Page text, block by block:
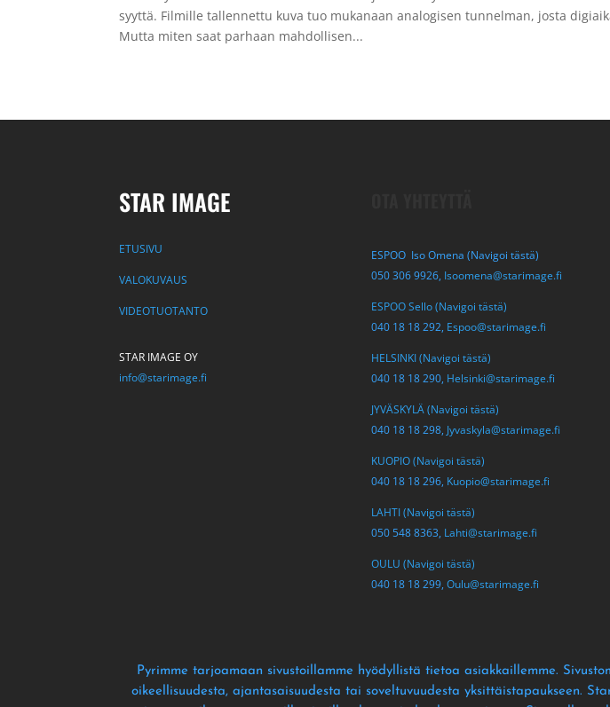
syyttä. Filmille tallennettu kuva tuo mukanaan analogisen tunnelman, josta
Mutta miten saat parhaan mahdollisen...
STAR IMAGE
ETUSIVU
VALOKUVAUS
VIDEOTUOTANTO
STAR IMAGE OY
info@starimage.fi
ESPOO Iso Omena (Navigoi tästä)
050 306 9926, Isoomena@starimage.fi
ESPOO Sello (Navigoi tästä)
040 18 18 292, Espoo@starimage.fi
HELSINKI (Navigoi tästä)
040 18 18 290, Helsinki@starimage.fi
JYVÄSKYLÄ (Navigoi tästä)
040 18 18 298, Jyvaskyla@starimage.fi
KUOPIO (Navigoi tästä)
040 18 18 296, Kuopio@starimage.fi
LAHTI (Navigoi tästä)
050 548 8363, Lahti@starimage.fi
OULU (Navigoi tästä)
040 18 18 299, Oulu@starimage.fi
Pyrimme tarjoamaan sivustoillamme hyödyllistä tietoa asiakkaillemme.
oikeellisuudesta, ajantasaisuudesta tai soveltuvuudesta yksittäistapaukseen.